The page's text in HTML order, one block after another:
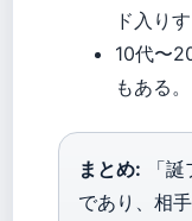
ド入り
10代〜
もある。
まとめ: 「
であり、相